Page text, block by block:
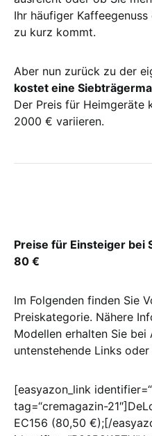
Ihr häufiger
zu kurz kommt.
Aber nun zurück zu der
kostet eine
Der Preis für Heimgeräte
2000 € variieren.
Preise für Einsteiger bei
80 €
Im Folgenden finden Sie
Preiskategorie. Nähere
Modellen erhalten Sie bei
untenstehende Links
[easyazon_link
tag=“cremagazin-
EC156 (80,50 €);[/